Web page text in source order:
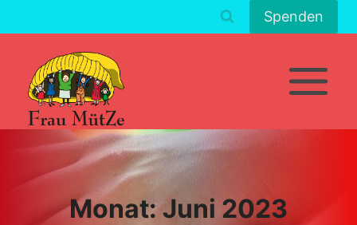
Inhalt
Spenden
Monat: Juni 2023